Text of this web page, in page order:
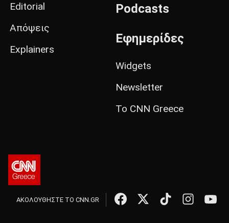
Editorial
Απόψεις
Explainers
Podcasts
Εφημερίδες
Widgets
Newsletter
Το CNN Greece
ΑΚΟΛΟΥΘΗΣΤΕ ΤΟ CNN.GR